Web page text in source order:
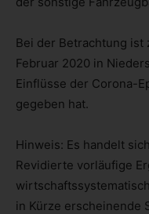
Bei der Betrachtung ist
Februar 2020 in
Einflüsse der Corona-
gegeben hat.
Hinweis: Es handelt
Revidierte vorläufige
in Kürze erscheinende